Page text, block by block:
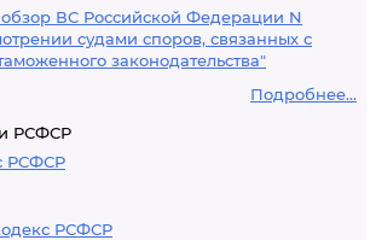
ВС Российской Федерации N
судами споров, связанных с
законодательства"
Подробнее...
РСФСР
РСФСР
РСФСР